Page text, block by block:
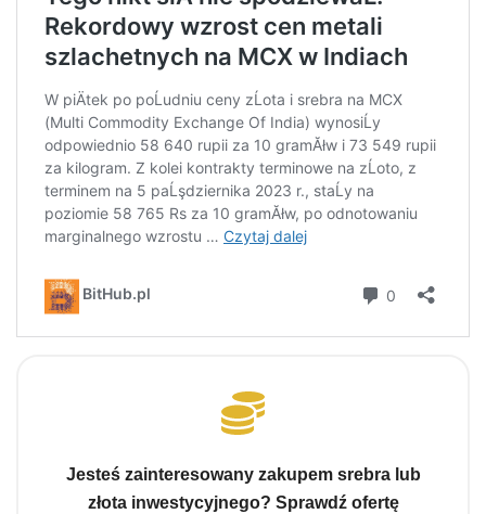
Jesteś zainteresowany zakupem srebra lub
złota inwestycyjnego? Sprawdź ofertę